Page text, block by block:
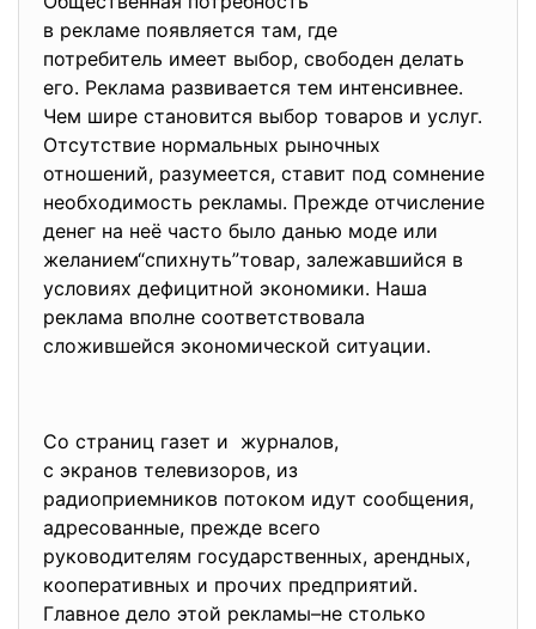
в рекламе появляется там, где
потребитель имеет выбор, свободен делать
его. Реклама развивается тем интенсивнее.
Чем шире становится выбор товаров и услуг.
Отсутствие нормальных рыночных
отношений, разумеется, ставит под сомнение
необходимость рекламы. Прежде отчисление
денег на неё часто было данью моде или
желанием“спихнуть”товар, залежавшийся в
условиях дефицитной экономики. Наша
реклама вполне соответствовала
сложившейся экономической ситуации.
Со страниц газет и журналов,
с экранов телевизоров, из
радиоприемников потоком идут сообщения,
адресованные, прежде всего
руководителям государственных, арендных,
кооперативных и прочих предприятий.
Главное дело этой рекламы–не столько